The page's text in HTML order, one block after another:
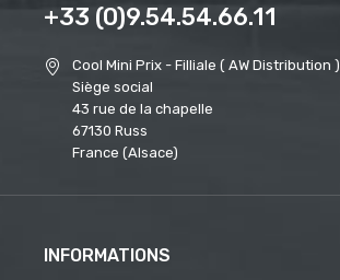
+33 (0)9.54.54.66.11
Cool Mini Prix - Filliale ( AW Distribution )
Siège social
43 rue de la chapelle
67130 Russ
France (Alsace)
INFORMATIONS